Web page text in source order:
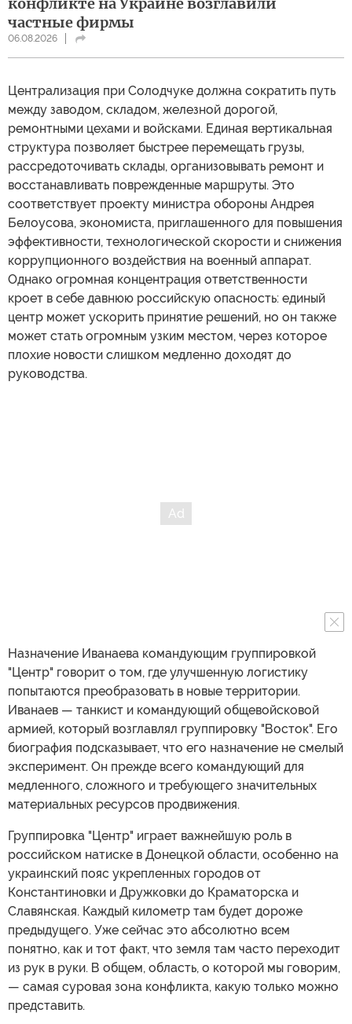
частные фирмы
06.08.2026
Централизация при Солодчуке должна сократить путь
между заводом, складом, железной дорогой,
ремонтными цехами и войсками. Единая вертикальная
структура позволяет быстрее перемещать грузы,
рассредоточивать склады, организовывать ремонт и
восстанавливать поврежденные маршруты. Это
соответствует проекту министра обороны Андрея
Белоусова, экономиста, приглашенного для повышения
эффективности, технологической скорости и снижения
коррупционного воздействия на военный аппарат.
Однако огромная концентрация ответственности
кроет в себе давнюю российскую опасность: единый
центр может ускорить принятие решений, но он также
может стать огромным узким местом, через которое
плохие новости слишком медленно доходят до
руководства.
Назначение Иванаева командующим группировкой
"Центр" говорит о том, где улучшенную логистику
попытаются преобразовать в новые территории.
Иванаев — танкист и командующий общевойсковой
армией, который возглавлял группировку "Восток". Его
биография подсказывает, что его назначение не смелый
эксперимент. Он прежде всего командующий для
медленного, сложного и требующего значительных
материальных ресурсов продвижения.
Группировка "Центр" играет важнейшую роль в
российском натиске в Донецкой области, особенно на
украинский пояс укрепленных городов от
Константиновки и Дружковки до Краматорска и
Славянская. Каждый километр там будет дороже
предыдущего. Уже сейчас это абсолютно всем
понятно, как и тот факт, что земля там часто переходит
из рук в руки. В общем, область, о которой мы говорим,
— самая суровая зона конфликта, какую только можно
представить.